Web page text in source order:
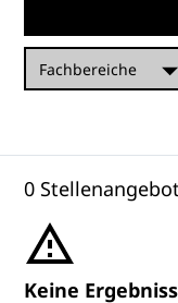
Fachbereiche
0
Keine